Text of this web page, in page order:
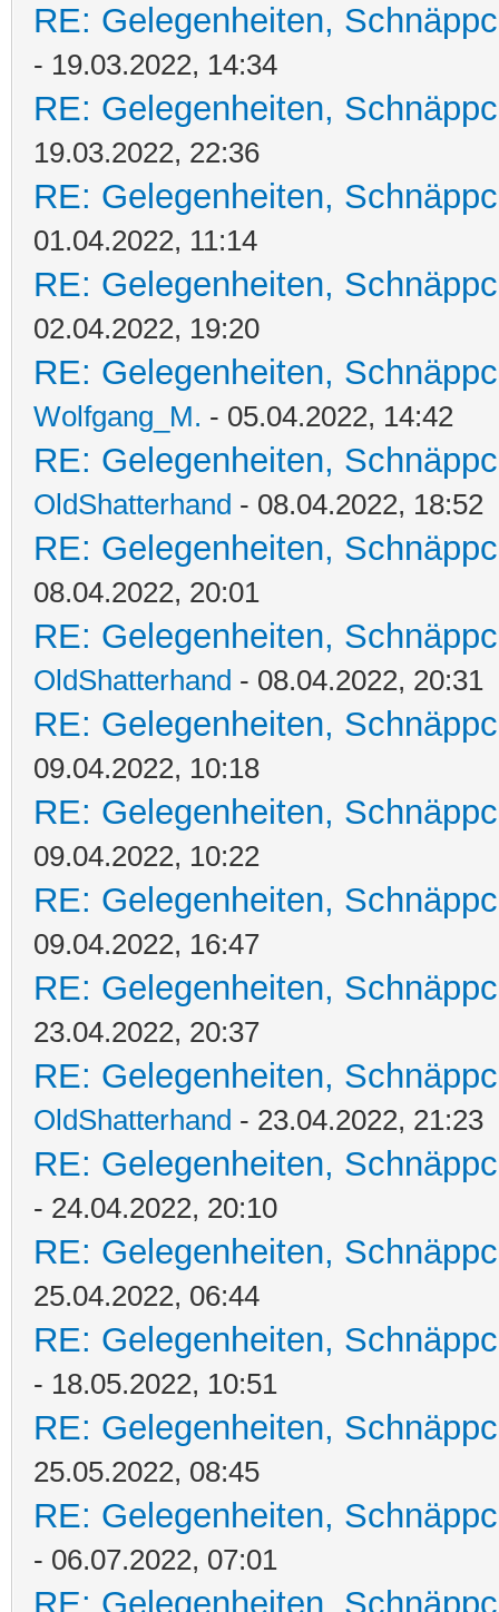
RE: Gelegenheiten,
- 19.03.2022, 14:34
RE: Gelegenheiten,
19.03.2022, 22:36
RE: Gelegenheiten,
01.04.2022, 11:14
RE: Gelegenheiten,
02.04.2022, 19:20
RE: Gelegenheiten,
Wolfgang_M. - 05.04.2022, 14:42
RE: Gelegenheiten,
OldShatterhand - 08.04.2022, 18:52
RE: Gelegenheiten,
08.04.2022, 20:01
RE: Gelegenheiten,
OldShatterhand - 08.04.2022, 20:31
RE: Gelegenheiten,
09.04.2022, 10:18
RE: Gelegenheiten,
09.04.2022, 10:22
RE: Gelegenheiten,
09.04.2022, 16:47
RE: Gelegenheiten,
23.04.2022, 20:37
RE: Gelegenheiten,
OldShatterhand - 23.04.2022, 21:23
RE: Gelegenheiten,
- 24.04.2022, 20:10
RE: Gelegenheiten,
25.04.2022, 06:44
RE: Gelegenheiten,
- 18.05.2022, 10:51
RE: Gelegenheiten,
25.05.2022, 08:45
RE: Gelegenheiten,
- 06.07.2022, 07:01
RE: Gelegenheiten,